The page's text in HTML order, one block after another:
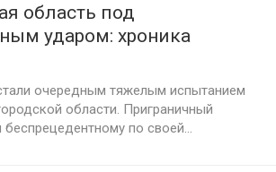
область под
ударом: хроника
региона на 1 июня
очередным тяжелым испытанием
области. Приграничный
беспрецедентному по своей...